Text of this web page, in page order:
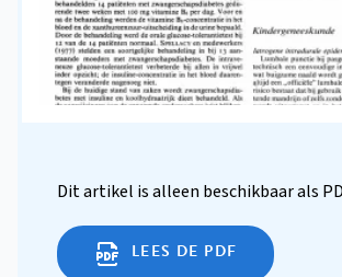
Dit artikel is alleen beschikbaar als
LEES DE PDF